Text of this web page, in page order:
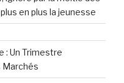
en plus la jeunesse
: Un Trimestre
Marchés